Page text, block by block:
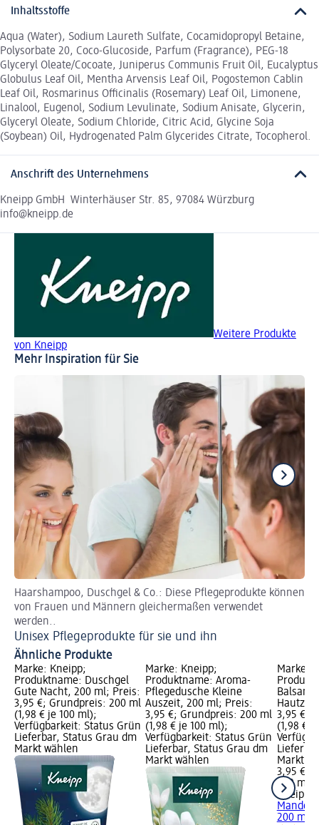
Inhaltsstoffe
Aqua (Water), Sodium Laureth Sulfate, Cocamidopropyl Betaine,
Polysorbate 20, Coco-Glucoside, Parfum (Fragrance), PEG-18
Glyceryl Oleate/Cocoate, Juniperus Communis Fruit Oil, Eucalyptus
Globulus Leaf Oil, Mentha Arvensis Leaf Oil, Pogostemon Cablin
Leaf Oil, Rosmarinus Officinalis (Rosemary) Leaf Oil, Limonene,
Linalool, Eugenol, Sodium Levulinate, Sodium Anisate, Glycerin,
Glyceryl Oleate, Sodium Chloride, Citric Acid, Glycine Soja
(Soybean) Oil, Hydrogenated Palm Glycerides Citrate, Tocopherol.
Anschrift des Unternehmens
Kneipp GmbH Winterhäuser Str. 85, 97084 Würzburg
info@kneipp.de
Weitere Produkte
von Kneipp
Mehr Inspiration für Sie
Haarshampoo, Duschgel & Co.: Diese Pflegeprodukte können
von Frauen und Männern gleichermaßen verwendet
werden..
Unisex Pflegeprodukte für sie und ihn
Ähnliche Produkte
Marke: Kneipp;
Produktname: Duschgel
Gute Nacht, 200 ml; Preis:
3,95 €; Grundpreis: 200 ml
(1,98 € je 100 ml);
Verfügbarkeit: Status Grün
Lieferbar, Status Grau dm
Markt wählen
Marke: Kneipp;
Produktname: Aroma-
Pflegedusche Kleine
Auszeit, 200 ml; Preis:
3,95 €; Grundpreis: 200 ml
(1,98 € je 100 ml);
Verfügbarkeit: Status Grün
Lieferbar, Status Grau dm
Markt wählen
Marke:
Balsam
3,95 €;
(1,98 €
Markt
3,95 €
200 ml
Kneipp
200 ml